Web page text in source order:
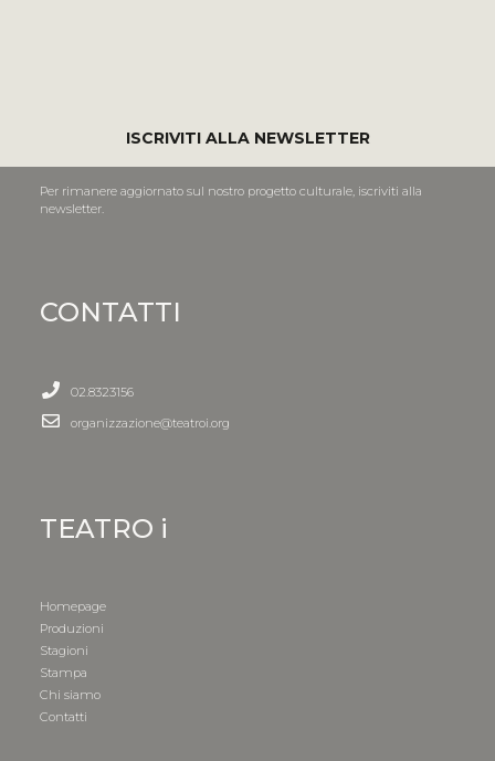
ISCRIVITI ALLA NEWSLETTER
Per rimanere aggiornato sul nostro progetto culturale, iscriviti alla
newsletter.
CONTATTI
02.8323156
organizzazione@teatroi.org
TEATRO i
Homepage
Produzioni
Stagioni
Stampa
Chi siamo
Contatti